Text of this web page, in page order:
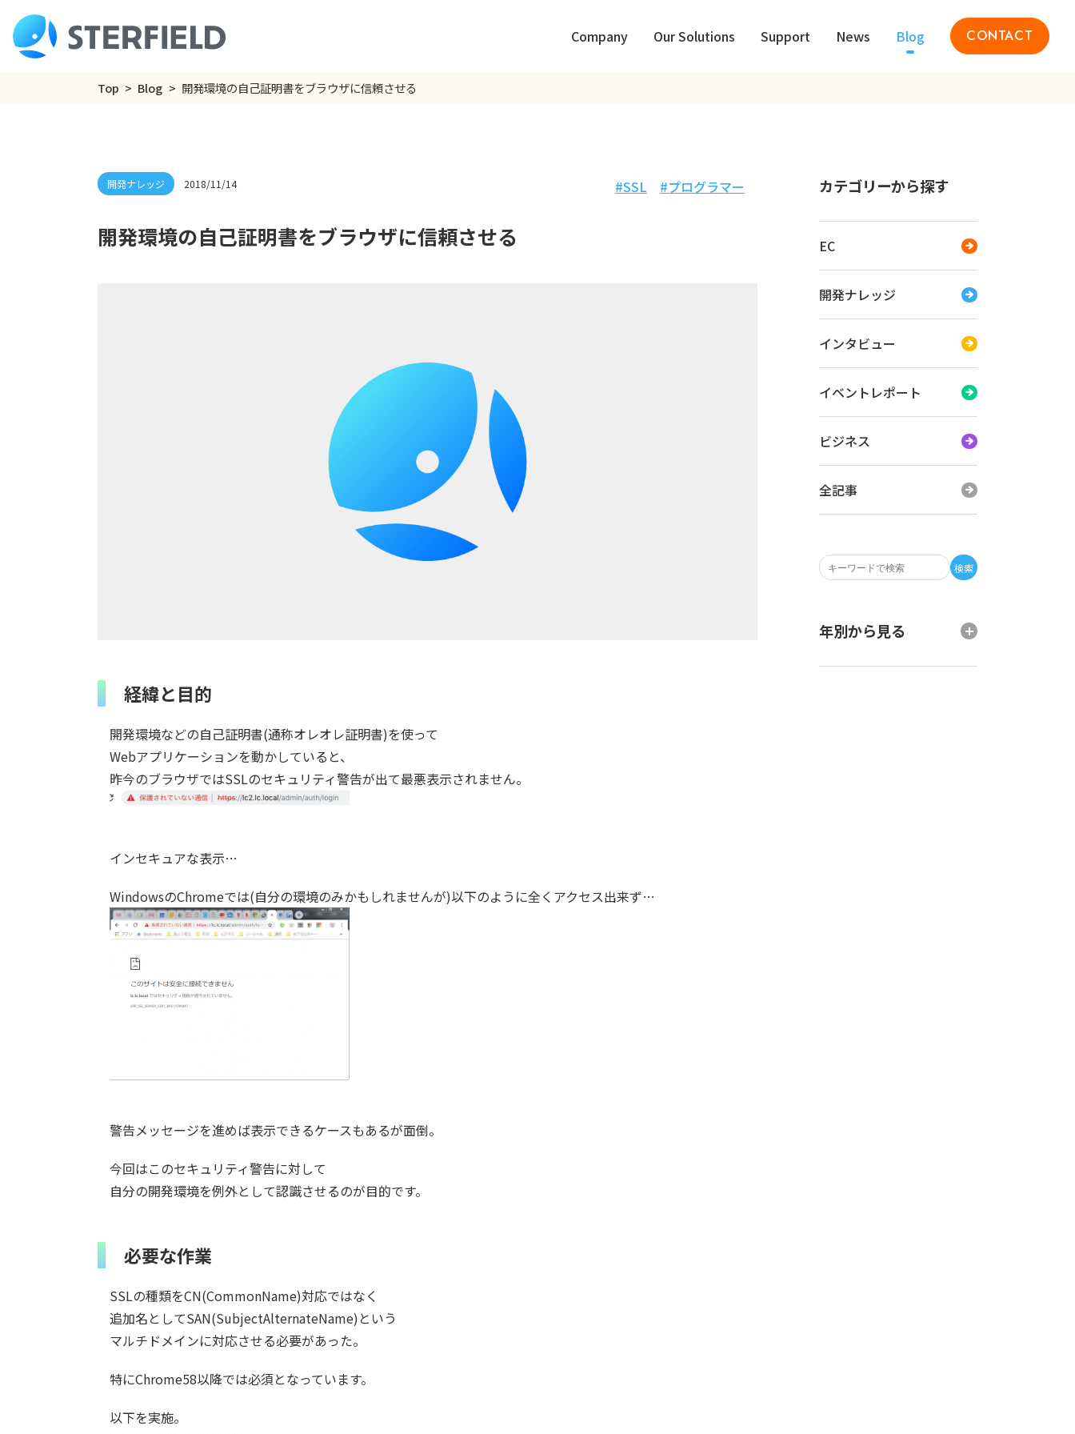
Company Our Solutions Support News Blog CONTACT
Top Blog 開発環境の自己証明書をブラウザに信頼させる
検索
カテゴリーから探す
EC
開発ナレッジ
インタビュー
イベントレポート
ビジネス
全記事
年別から見る
2018/11/14 SSL プログラマー
開発環境の自己証明書をブラウザに信頼させる
経緯と目的
開発環境などの自己証明書(通称オレオレ証明書)を使って
Webアプリケーションを動かしていると、
昨今のブラウザではSSLのセキュリティ警告が出て最悪表示されません。
インセキュアな表示…
WindowsのChromeでは(自分の環境のみかもしれませんが)以下のように全くアクセス出来ず…
警告メッセージを進めば表示できるケースもあるが面倒。
今回はこのセキュリティ警告に対して
自分の開発環境を例外として認識させるのが目的です。
必要な作業
SSLの種類をCN(CommonName)対応ではなく
追加名としてSAN(SubjectAlternateName)という
マルチドメインに対応させる必要があった。
特にChrome58以降では必須となっています。
以下を実施。